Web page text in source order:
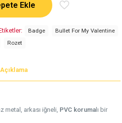
Ekle
Badge
Bullet For My Valentine
Rozet
Açıklama
metal, arkası iğneli, PVC korumalı bir